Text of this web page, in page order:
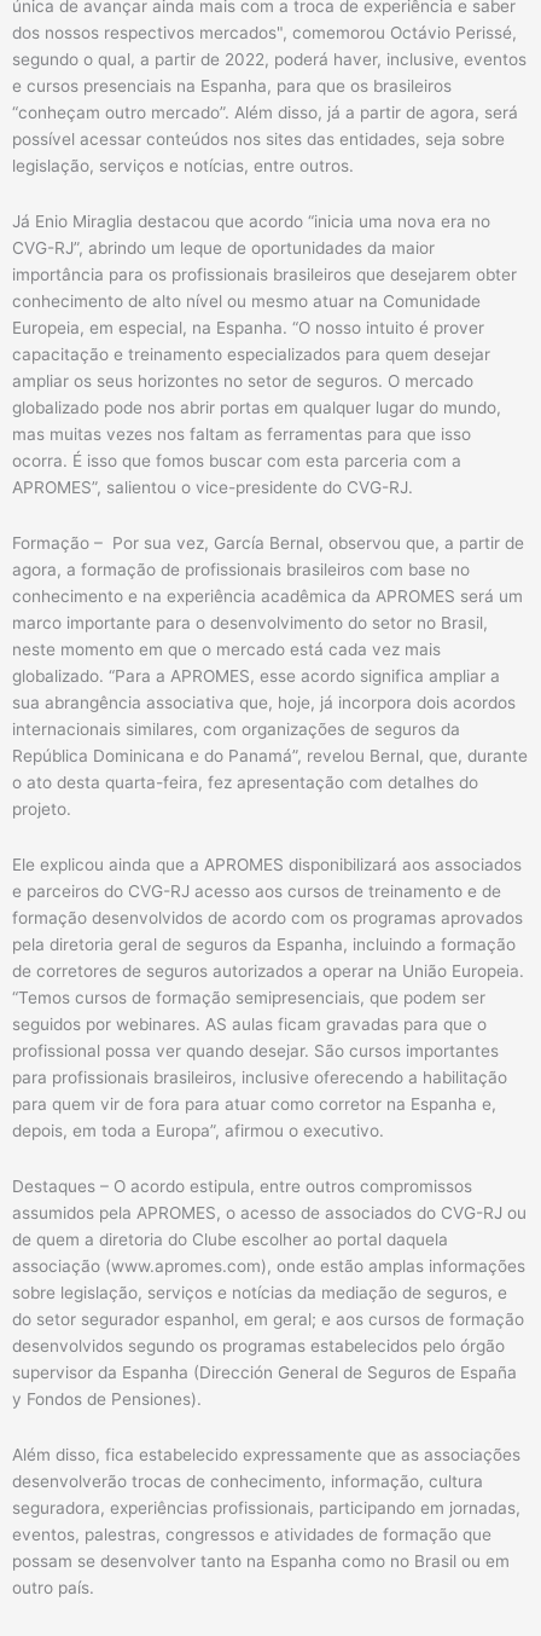
única de avançar ainda mais com a troca de experiência e saber
dos nossos respectivos mercados", comemorou Octávio Perissé,
segundo o qual, a partir de 2022, poderá haver, inclusive, eventos
e cursos presenciais na Espanha, para que os brasileiros
“conheçam outro mercado”. Além disso, já a partir de agora, será
possível acessar conteúdos nos sites das entidades, seja sobre
legislação, serviços e notícias, entre outros.
Já Enio Miraglia destacou que acordo “inicia uma nova era no
CVG-RJ”, abrindo um leque de oportunidades da maior
importância para os profissionais brasileiros que desejarem obter
conhecimento de alto nível ou mesmo atuar na Comunidade
Europeia, em especial, na Espanha. “O nosso intuito é prover
capacitação e treinamento especializados para quem desejar
ampliar os seus horizontes no setor de seguros. O mercado
globalizado pode nos abrir portas em qualquer lugar do mundo,
mas muitas vezes nos faltam as ferramentas para que isso
ocorra. É isso que fomos buscar com esta parceria com a
APROMES”, salientou o vice-presidente do CVG-RJ.
Formação – Por sua vez, García Bernal, observou que, a partir de
agora, a formação de profissionais brasileiros com base no
conhecimento e na experiência acadêmica da APROMES será um
marco importante para o desenvolvimento do setor no Brasil,
neste momento em que o mercado está cada vez mais
globalizado. “Para a APROMES, esse acordo significa ampliar a
sua abrangência associativa que, hoje, já incorpora dois acordos
internacionais similares, com organizações de seguros da
República Dominicana e do Panamá”, revelou Bernal, que, durante
o ato desta quarta-feira, fez apresentação com detalhes do
projeto.
Ele explicou ainda que a APROMES disponibilizará aos associados
e parceiros do CVG-RJ acesso aos cursos de treinamento e de
formação desenvolvidos de acordo com os programas aprovados
pela diretoria geral de seguros da Espanha, incluindo a formação
de corretores de seguros autorizados a operar na União Europeia.
“Temos cursos de formação semipresenciais, que podem ser
seguidos por webinares. AS aulas ficam gravadas para que o
profissional possa ver quando desejar. São cursos importantes
para profissionais brasileiros, inclusive oferecendo a habilitação
para quem vir de fora para atuar como corretor na Espanha e,
depois, em toda a Europa”, afirmou o executivo.
Destaques – O acordo estipula, entre outros compromissos
assumidos pela APROMES, o acesso de associados do CVG-RJ ou
de quem a diretoria do Clube escolher ao portal daquela
associação (www.apromes.com), onde estão amplas informações
sobre legislação, serviços e notícias da mediação de seguros, e
do setor segurador espanhol, em geral; e aos cursos de formação
desenvolvidos segundo os programas estabelecidos pelo órgão
supervisor da Espanha (Dirección General de Seguros de España
y Fondos de Pensiones).
Além disso, fica estabelecido expressamente que as associações
desenvolverão trocas de conhecimento, informação, cultura
seguradora, experiências profissionais, participando em jornadas,
eventos, palestras, congressos e atividades de formação que
possam se desenvolver tanto na Espanha como no Brasil ou em
outro país.